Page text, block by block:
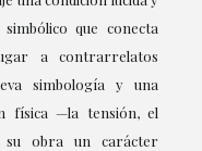
que conecta
a contrarrelatos
simbología y una
física —la tensión, el
su obra un carácter